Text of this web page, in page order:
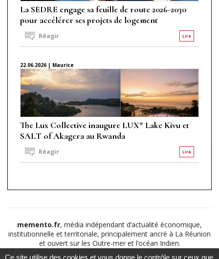
La SEDRE engage sa feuille de route 2026-2030
pour accélérer ses projets de logement
Lire
Réagir
22.06.2026 | Maurice
The Lux Collective inaugure LUX* Lake Kivu et
SALT of Akagera au Rwanda
Lire
Réagir
memento.fr, média indépendant d’actualité économique,
institutionnelle et territoriale, principalement ancré à La Réunion
et ouvert sur les Outre-mer et l’océan Indien.
Ce site utilise des cookies et vous donne le contrôle sur ceux que